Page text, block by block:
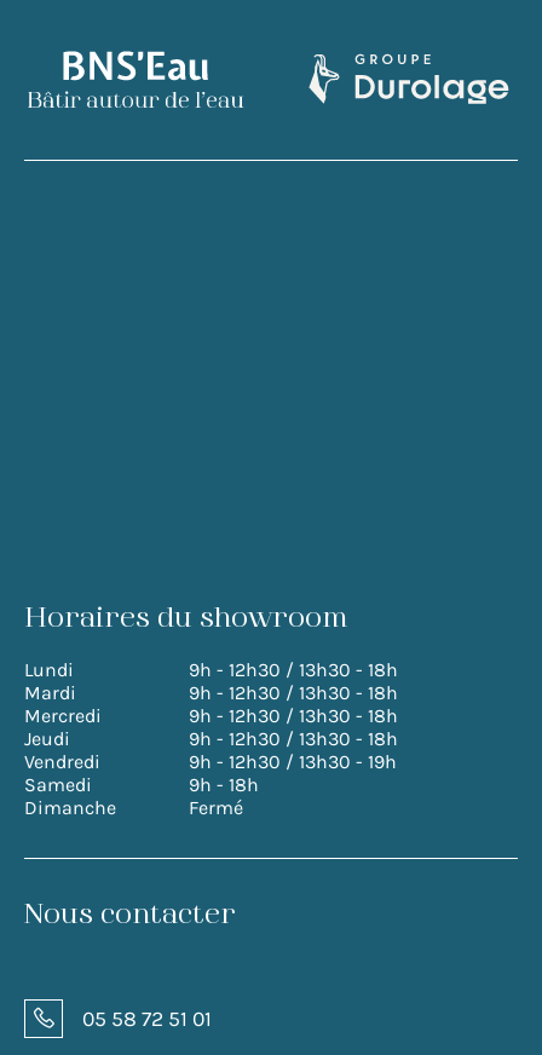
Horaires du showroom
Lundi
9h - 12h30 / 13h30 - 18h
Mardi
9h - 12h30 / 13h30 - 18h
Mercredi
9h - 12h30 / 13h30 - 18h
Jeudi
9h - 12h30 / 13h30 - 18h
Vendredi
9h - 12h30 / 13h30 - 19h
Samedi
9h - 18h
Dimanche
Fermé
Nous contacter
05 58 72 51 01